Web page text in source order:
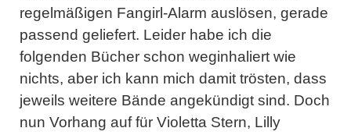
regelmäßigen Fangirl-Alarm auslösen, gerade
passend geliefert. Leider habe ich die
folgenden Bücher schon weginhaliert wie
nichts, aber ich kann mich damit trösten, dass
jeweils weitere Bände angekündigt sind. Doch
nun Vorhang auf für Violetta Stern, Lilly